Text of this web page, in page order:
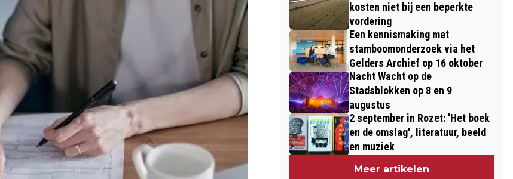
kosten niet bij een beperkte
vordering
Een kennismaking met
stamboomonderzoek via het
Gelders Archief op 16 oktober
Nacht Wacht op de
Stadsblokken op 8 en 9
augustus
2 september in Rozet: 'Het boek
en de omslag', literatuur, beeld
en muziek
Meer artikelen